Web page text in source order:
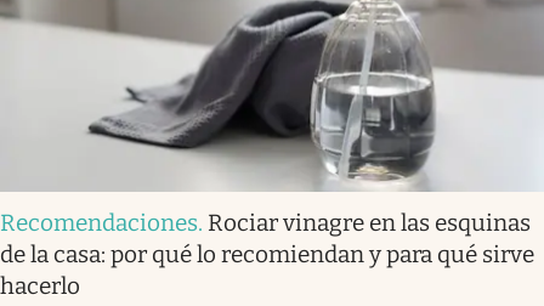
Recomendaciones. Rociar vinagre en las esquinas
de la casa: por qué lo recomiendan y para qué sirve
hacerlo